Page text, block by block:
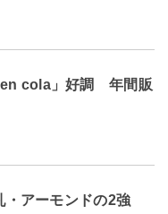
cola」好調 年間販
・アーモンドの2強